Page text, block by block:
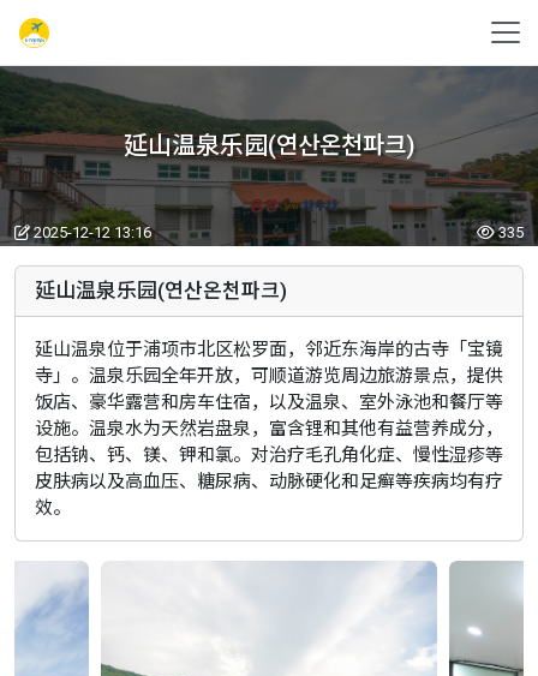
延山温泉乐园(연산온천파크)
2025-12-12 13:16 335
延山温泉乐园(연산온천파크)
延山温泉位于浦项市北区松罗面，邻近东海岸的古寺「宝镜
寺」。温泉乐园全年开放，可顺道游览周边旅游景点，提供
饭店、豪华露营和房车住宿，以及温泉、室外泳池和餐厅等
设施。温泉水为天然岩盘泉，富含锂和其他有益营养成分，
包括钠、钙、镁、钾和氯。对治疗毛孔角化症、慢性湿疹等
皮肤病以及高血压、糖尿病、动脉硬化和足癣等疾病均有疗
效。